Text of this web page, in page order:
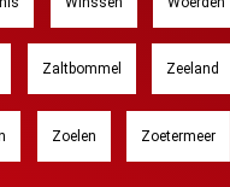
Zaltbommel Zeeland
Zoelen Zoetermeer